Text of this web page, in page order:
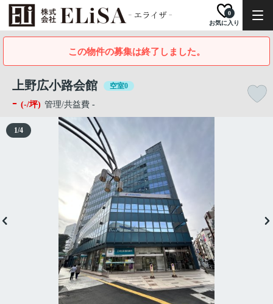
お気に入り
0
この物件の募集は終了しました。
上野広小路会館 空室0
- (-/坪) 管理/共益費 -
1/4